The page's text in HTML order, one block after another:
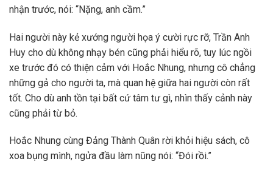
nhận trước, nói: “Nặng, anh cầm.”
Hai người này kẻ xướng người họa ý cười rực rỡ, Trần Anh
Huy cho dù không nhạy bén cũng phải hiểu rõ, tuy lúc ngồi
xe trước đó có thiện cảm với Hoắc Nhung, nhưng cô chẳng
những gả cho người ta, mà quan hệ giữa hai người còn rất
tốt. Cho dù anh tồn tại bất cứ tâm tư gì, nhìn thấy cảnh này
cũng phải từ bỏ.
Hoắc Nhung cùng Đảng Thành Quân rời khỏi hiệu sách, cô
xoa bụng mình, ngửa đầu làm nũng nói: “Đói rồi.”